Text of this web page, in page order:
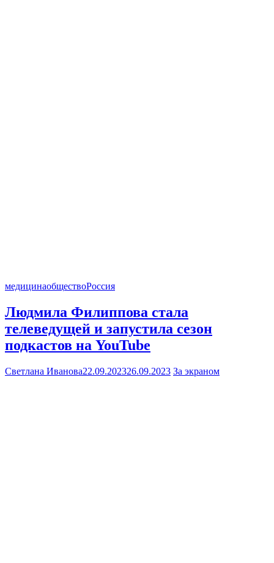
медицинаобществоРоссия
Людмила Филиппова стала
телеведущей и запустила сезон
подкастов на YouTube
Светлана Иванова22.09.202326.09.2023 За экраном